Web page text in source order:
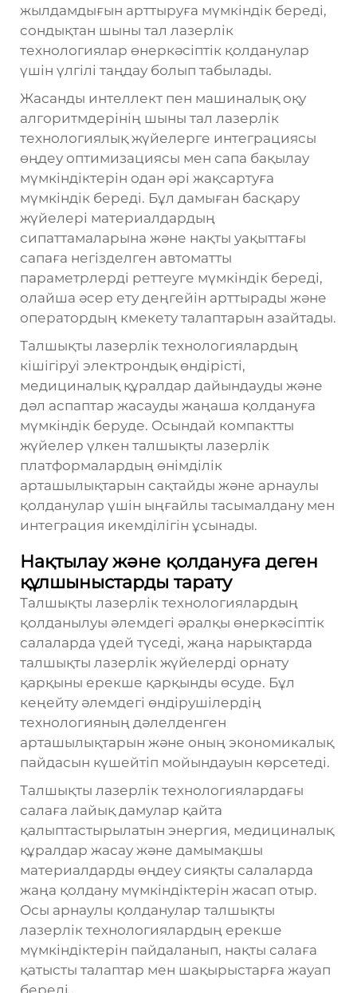
жылдамдығын арттыруға мүмкіндік береді,
сондықтан шыны тал лазерлік
технологиялар өнеркәсіптік қолданулар
үшін үлгілі таңдау болып табылады.
Жасанды интеллект пен машиналық оқу
алгоритмдерінің шыны тал лазерлік
технологиялық жүйелерге интеграциясы
өңдеу оптимизациясы мен сапа бақылау
мүмкіндіктерін одан әрі жақсартуға
мүмкіндік береді. Бұл дамыған басқару
жүйелері материалдардың
сипаттамаларына және нақты уақыттағы
сапаға негізделген автоматты
параметрлерді реттеуге мүмкіндік береді,
олайша әсер ету деңгейін арттырады және
оператордың кмекету талаптарын азайтады.
Талшықты лазерлік технологиялардың
кішігіруі электрондық өндірісті,
медициналық құралдар дайындауды және
дәл аспаптар жасауды жаңаша қолдануға
мүмкіндік беруде. Осындай компактты
жүйелер үлкен талшықты лазерлік
платформалардың өнімділік
арташылықтарын сақтайды және арнаулы
қолданулар үшін ыңғайлы тасымалдану мен
интеграция икемділігін ұсынады.
Нақтылау және қолдануға деген
құлшыныстарды тарату
Талшықты лазерлік технологиялардың
қолданылуы әлемдегі әралқы өнеркәсіптік
салаларда үдей түседі, жаңа нарықтарда
талшықты лазерлік жүйелерді орнату
қарқыны ерекше қарқынды өсуде. Бұл
кеңейту әлемдегі өндірушілердің
технологияның дәлелденген
арташылықтарын және оның экономикалық
пайдасын күшейтіп мойындауын көрсетеді.
Талшықты лазерлік технологиялардағы
салаға лайық дамулар қайта
қалыптастырылатын энергия, медициналық
құралдар жасау және дамымақшы
материалдарды өңдеу сияқты салаларда
жаңа қолдану мүмкіндіктерін жасап отыр.
Осы арнаулы қолданулар талшықты
лазерлік технологиялардың ерекше
мүмкіндіктерін пайдаланып, нақты салаға
қатысты талаптар мен шақырыстарға жауап
береді.